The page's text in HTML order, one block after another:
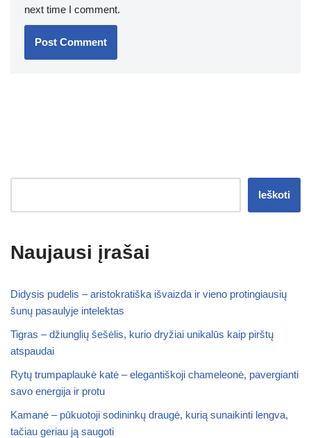
next time I comment.
Ieškoti
Naujausi įrašai
Didysis pudelis – aristokratiška išvaizda ir vieno protingiausių
šunų pasaulyje intelektas
Tigras – džiunglių šešėlis, kurio dryžiai unikalūs kaip pirštų
atspaudai
Rytų trumpaplaukė katė – elegantiškoji chameleonė, pavergianti
savo energija ir protu
Kamanė – pūkuotoji sodininkų draugė, kurią sunaikinti lengva,
tačiau geriau ją saugoti